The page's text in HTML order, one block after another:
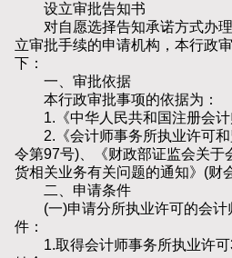
设立审批告知书
对自愿选择告知承诺方式办理
立审批手续的申请机构，本行政
下：
一、审批依据
本行政审批事项的依据为：
1.《中华人民共和国注册会计
2.《会计师事务所执业许可和
令第97号)、《财政部证监会关于
货相关业务有关问题的通知》(财
二、申请条件
(一)申请分所执业许可的会计
件：
1.取得会计师事务所执业许可